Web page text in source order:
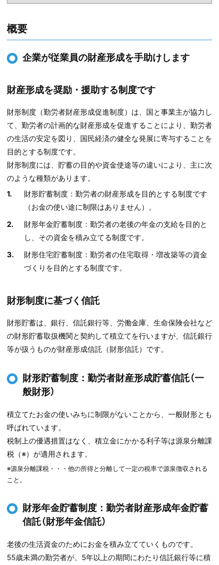
概要
企業が従業員の財産形成を手助けします
財産形成を奨励・援助する制度です
財形制度（勤労者財産形成促進制度）は、国と事業主が協力し
て、勤労者の計画的な財産形成を促進することにより、勤労者
の生活の安定を図り、国民経済の健全な発展に寄与することを
目的とする制度です。
財形制度には、貯蓄の目的や資金使途等の違いにより、主に次
のような種類があります。
財形貯蓄制度：勤労者の財産形成を目的とする制度です
（お金の使い途に制限はありません）。
財形年金貯蓄制度：勤労者の老後の年金の支給を目的と
し、その資金を積み立てる制度です。
財形住宅貯蓄制度：勤労者の住宅取得・増改築等の資金
づくりを目的とする制度です。
財形制度に基づく信託
財形貯蓄は、銀行、信託銀行等、労働金庫、生命保険会社など
の財形貯蓄取扱機関と契約して積立てを行いますが、信託銀行
等が扱うものが財産形成信託（財形信託）です。
財形貯蓄制度：勤労者財産形成貯蓄信託（一
般財形）
積立てたお金の使いみちに制限がないことから、一般財形とも
呼ばれています。
税制上の優遇措置はなく、積立金にかかる利子等は源泉分離課
税（※）が適用されます。
※源泉分離課税・・・他の所得と分離して一定の税率で源泉徴収される
こと。
財形年金貯蓄制度：勤労者財産形成年金貯蓄
信託（財形年金信託）
老後の生活資金のためにお金を積み立てていくものです。
55歳未満の勤労者が、5年以上の期間にわたり信託銀行等に積